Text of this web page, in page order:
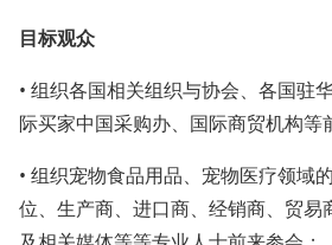
目标观众
• 组织各国相关组织与协会、各国驻
际买家中国采购办、国际商贸机构等
• 组织宠物食品用品、宠物医疗领域
位、生产商、进口商、经销商、贸易